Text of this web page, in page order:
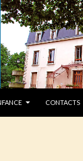
CONTACTS